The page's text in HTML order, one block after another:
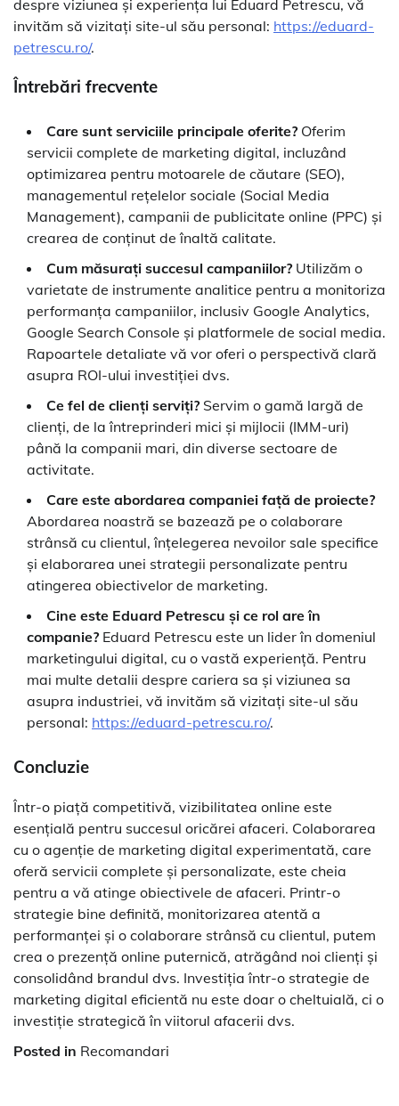
despre viziunea și experiența lui Eduard Petrescu, vă
invităm să vizitați site-ul său personal: https://eduard-
petrescu.ro/.
Întrebări frecvente
Care sunt serviciile principale oferite?Oferim
servicii complete de marketing digital, incluzând
optimizarea pentru motoarele de căutare (SEO),
managementul rețelelor sociale (Social Media
Management), campanii de publicitate online (PPC) și
crearea de conținut de înaltă calitate.
Cum măsurați succesul campaniilor?Utilizăm o
varietate de instrumente analitice pentru a monitoriza
performanța campaniilor, inclusiv Google Analytics,
Google Search Console și platformele de social media.
Rapoartele detaliate vă vor oferi o perspectivă clară
asupra ROI-ului investiției dvs.
Ce fel de clienți serviți?Servim o gamă largă de
clienți, de la întreprinderi mici și mijlocii (IMM-uri)
până la companii mari, din diverse sectoare de
activitate.
Care este abordarea companiei față de proiecte?
Abordarea noastră se bazează pe o colaborare
strânsă cu clientul, înțelegerea nevoilor sale specifice
și elaborarea unei strategii personalizate pentru
atingerea obiectivelor de marketing.
Cine este Eduard Petrescu și ce rol are în
companie?Eduard Petrescu este un lider în domeniul
marketingului digital, cu o vastă experiență. Pentru
mai multe detalii despre cariera sa și viziunea sa
asupra industriei, vă invităm să vizitați site-ul său
personal: https://eduard-petrescu.ro/.
Concluzie
Într-o piață competitivă, vizibilitatea online este
esențială pentru succesul oricărei afaceri. Colaborarea
cu o agenție de marketing digital experimentată, care
oferă servicii complete și personalizate, este cheia
pentru a vă atinge obiectivele de afaceri. Printr-o
strategie bine definită, monitorizarea atentă a
performanței și o colaborare strânsă cu clientul, putem
crea o prezență online puternică, atrăgând noi clienți și
consolidând brandul dvs. Investiția într-o strategie de
marketing digital eficientă nu este doar o cheltuială, ci o
investiție strategică în viitorul afacerii dvs.
Posted in Recomandari